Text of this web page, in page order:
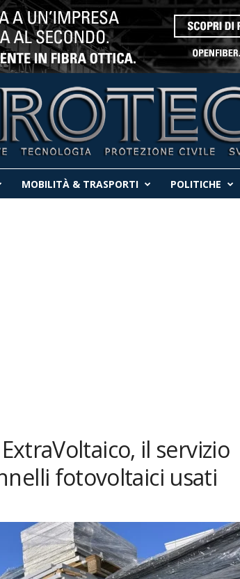
MOBILITÀ & TRASPORTI POLITICHE
il servizio
fotovoltaici usati